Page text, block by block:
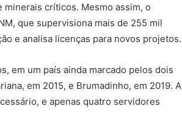
minerais críticos. Mesmo assim, o
que supervisiona mais de 255 mil
e analisa licenças para novos projetos.
em um país ainda marcado pelos dois
em 2015, e Brumadinho, em 2019. A
e apenas quatro servidores